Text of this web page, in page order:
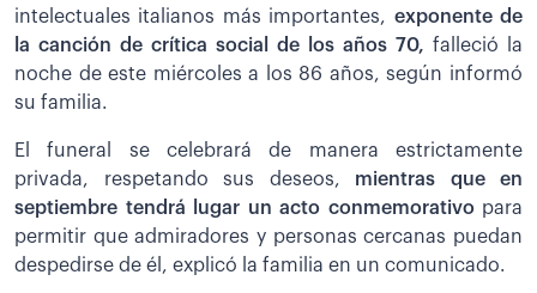
intelectuales italianos más importantes, exponente de
la canción de crítica social de los años 70, falleció la
noche de este miércoles a los 86 años, según informó
su familia.
El funeral se celebrará de manera estrictamente
privada, respetando sus deseos, mientras que en
septiembre tendrá lugar un acto conmemorativopara
permitir que admiradores y personas cercanas puedan
despedirse de él, explicó la familia en un comunicado.